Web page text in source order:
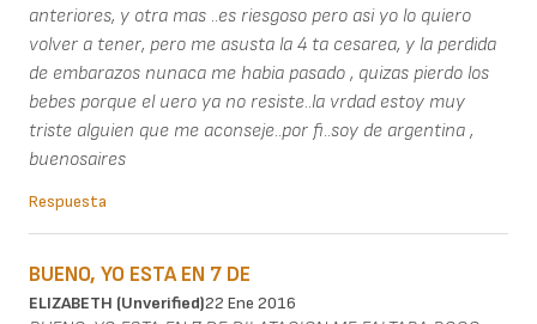
anteriores, y otra mas ..es riesgoso pero asi yo lo quiero
volver a tener, pero me asusta la 4 ta cesarea, y la perdida
de embarazos nunaca me habia pasado , quizas pierdo los
bebes porque el uero ya no resiste..la vrdad estoy muy
triste alguien que me aconseje..por fi..soy de argentina ,
buenosaires
Respuesta
BUENO, YO ESTA EN 7 DE
ELIZABETH (unverified)22 Ene 2016